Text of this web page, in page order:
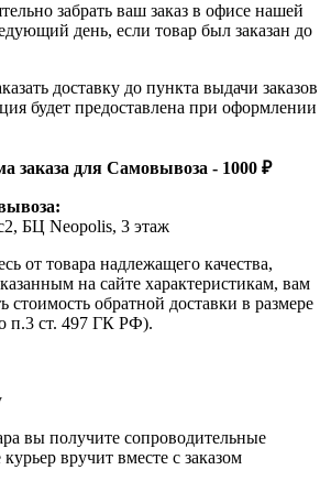
забрать ваш заказ в офисе нашей
день, если товар был заказан до
доставку до пункта выдачи заказов
будет предоставлена при оформлении
заказа для Самовывоза - 1000 ₽
БЦ Neopolis, 3 этаж
от товара надлежащего качества,
на сайте характеристикам, вам
стоимость обратной доставки в размере
п.3 ст. 497 ГК РФ).
вы получите сопроводительные
вручит вместе с заказом